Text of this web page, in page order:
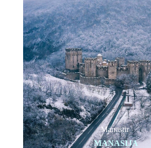
Manastir
MANASIJA